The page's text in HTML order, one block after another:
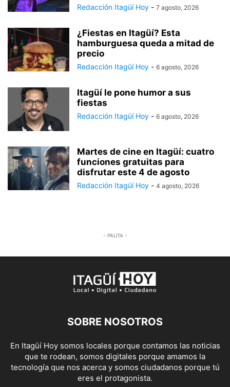
Redacción Itagüí Hoy - 7 agosto, 2026
¿Fiestas en Itagüí? Esta
hamburguesa queda a mitad de
precio
Redacción Itagüí Hoy - 6 agosto, 2026
Itagüí le pone humor a sus
fiestas
Redacción Itagüí Hoy - 6 agosto, 2026
Martes de cine en Itagüí: cuatro
funciones gratuitas para
disfrutar este 4 de agosto
Redacción Itagüí Hoy - 4 agosto, 2026
- PAUTA -
SOBRE NOSOTROS
En Itagüí Hoy somos locales porque contamos las noticias
que te rodean, somos digitales porque amamos la
tecnología que nos acerca y somos ciudadanos porque tú
eres el protagonista.